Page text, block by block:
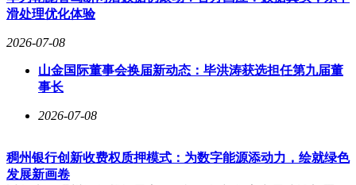
滑处理优化体验
2026-07-08
山金国际董事会换届新动态：毕洪涛获选担任第九届董
事长
2026-07-08
稠州银行创新收费权质押模式：为数字能源添动力，绘就绿色
发展新画卷